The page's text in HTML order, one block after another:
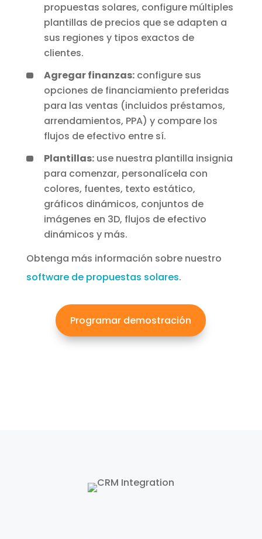
propuestas solares, configure múltiples
plantillas de precios que se adapten a
sus regiones y tipos exactos de
clientes.
Agregar finanzas:configure sus
opciones de financiamiento preferidas
para las ventas (incluidos préstamos,
arrendamientos, PPA) y compare los
flujos de efectivo entre sí.
Plantillas:use nuestra plantilla insignia
para comenzar, personalícela con
colores, fuentes, texto estático,
gráficos dinámicos, conjuntos de
imágenes en 3D, flujos de efectivo
dinámicos y más.
Obtenga más información sobre nuestro
software de propuestas solares.
Programar demostración